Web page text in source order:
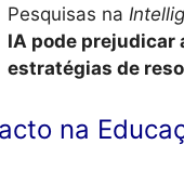
Pesquisas na
IA pode prejudicar
estratégias de
na